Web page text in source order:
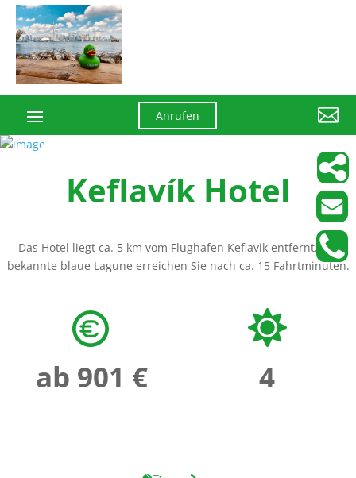
Anrufen 
Keflavík Hotel
Das Hotel liegt ca. 5 km vom Flughafen Keflavik entfernt. Die
bekannte blaue Lagune erreichen Sie nach ca. 15 Fahrtminuten.
ab 901 € 4